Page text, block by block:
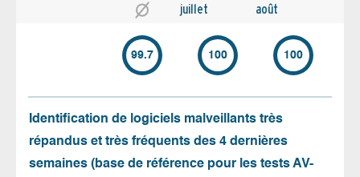
juillet août
99.7 100 100
Identification de logiciels malveillants très
répandus et très fréquents des 4 dernières
semaines (base de référence pour les tests AV-